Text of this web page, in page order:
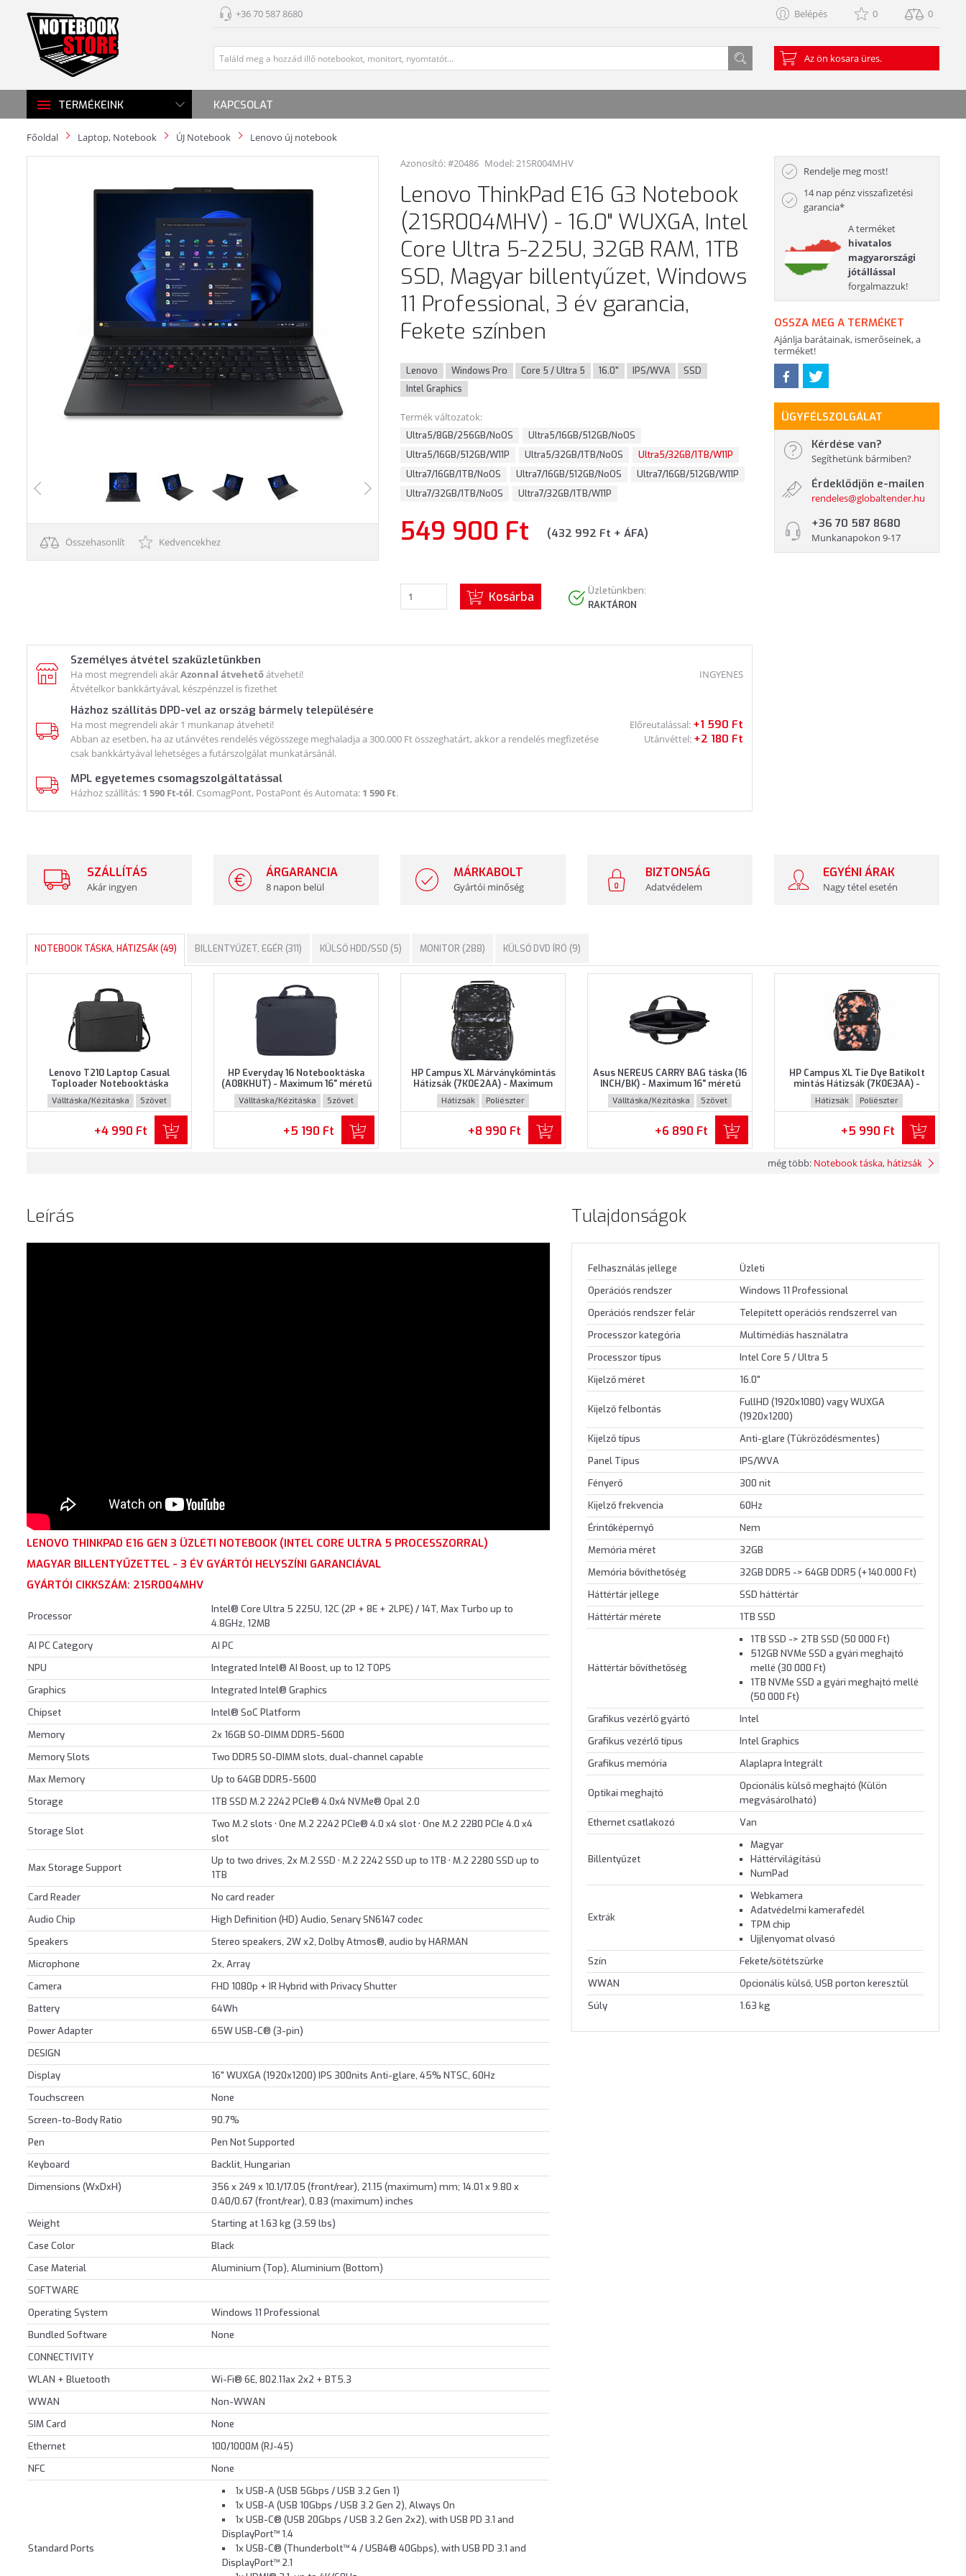
+36 70 587 8680 Belépés 0 0
Az ön kosara üres.
TERMÉKEINK KAPCSOLAT
Főoldal Laptop, Notebook ÚJ Notebook Lenovo új notebook
Összehasonlít Kedvencekhez
Azonosító: #20486 Model:21SR004MHV
Lenovo ThinkPad E16 G3 Notebook
(21SR004MHV) - 16.0" WUXGA, Intel
Core Ultra 5-225U, 32GB RAM, 1TB
SSD, Magyar billentyűzet, Windows
11 Professional, 3 év garancia,
Fekete színben
Lenovo Windows Pro Core 5 / Ultra 5 16.0" IPS/WVA
SSD
Intel Graphics
Termék változatok:
Ultra5/8GB/256GB/NoOS
Ultra5/16GB/512GB/NoOS
Ultra5/16GB/512GB/W11P
Ultra5/32GB/1TB/NoOS
Ultra5/32GB/1TB/W11P
Ultra7/16GB/1TB/NoOS
Ultra7/16GB/512GB/NoOS
Ultra7/16GB/512GB/W11P
Ultra7/32GB/1TB/NoOS
Ultra7/32GB/1TB/W11P
549 900 Ft (432 992 Ft + ÁFA)
Kosárba
Üzletünkben:
RAKTÁRON
Személyes átvétel szaküzletünkben
Ha most megrendeli akárAzonnal átvehetőátveheti!
Átvételkor bankkártyával, készpénzzel is fizethet
INGYENES
Házhoz szállítás DPD-vel az ország bármely településére
Ha most megrendeli akár 1 munkanap átveheti!
Abban az esetben, ha az utánvétes rendelés végösszege meghaladja a 300.000 Ft összeghatárt, akkor a rendelés megfizetése
csak bankkártyával lehetséges a futárszolgálat munkatársánál.
Előreutalással: +1 590 Ft
Utánvéttel: +2 180 Ft
MPL egyetemes csomagszolgáltatással
Házhoz szállítás: 1 590 Ft-tól. CsomagPont, PostaPont és Automata: 1 590 Ft.
Rendelje meg most!
14 nap pénz visszafizetési
garancia*
A terméket
hivatalos
magyarországi
jótállással
forgalmazzuk!
OSSZA MEG A TERMÉKET
Ajánlja barátainak, ismerőseinek, a
terméket!
ÜGYFÉLSZOLGÁLAT
Kérdése van?
Segíthetünk bármiben?
Érdeklődjön e-mailen
rendeles@globaltender.hu
+36 70 587 8680
Munkanapokon 9-17
SZÁLLÍTÁS
Akár ingyen
ÁRGARANCIA
8 napon belül
MÁRKABOLT
Gyártói minőség
BIZTONSÁG
Adatvédelem
EGYÉNI ÁRAK
Nagy tétel esetén
NOTEBOOK TÁSKA, HÁTIZSÁK (49) BILLENTYŰZET, EGÉR (311) KÜLSŐ HDD/SSD (5) MONITOR (288) KÜLSŐ DVD ÍRÓ (9)
Lenovo T210 Laptop Casual
Toploader Notebooktáska
(GX41L83769) - Maximum 15.6"
méretű notebookokhoz - Fekete
színben
Válltáska/Kézitáska Szövet
+4 990 Ft
HP Everyday 16 Notebooktáska
(A08KHUT) - Maximum 16" méretű
notebookokhoz - Szürke színben
Válltáska/Kézitáska Szövet
+5 190 Ft
HP Campus XL Márványkőmintás
Hátizsák (7K0E2AA) - Maximum
16.1" méretű notebookokhoz,
Márványkőmintás színben
Hátizsák Poliészter
+8 990 Ft
Asus NEREUS CARRY BAG táska (16
INCH/BK) - Maximum 16" méretű
notebookokhoz, Fekete színben
Válltáska/Kézitáska Szövet
+6 890 Ft
HP Campus XL Tie Dye Batikolt
mintás Hátizsák (7K0E3AA) -
Maximum 16.1" méretű
notebookokhoz - Tie Dye Batikolt
mintás színben
Hátizsák Poliészter
+5 990 Ft
még több: Notebook táska, hátizsák
Leírás
LENOVO THINKPAD E16 GEN 3 ÜZLETI NOTEBOOK (INTEL CORE ULTRA 5 PROCESSZORRAL)
MAGYAR BILLENTYŰZETTEL - 3 ÉV GYÁRTÓI HELYSZÍNI GARANCIÁVAL
GYÁRTÓI CIKKSZÁM: 21SR004MHV
Processor
Intel® Core Ultra 5 225U, 12C (2P + 8E + 2LPE) / 14T, Max Turbo up to
4.8GHz, 12MB
AI PC Category
AI PC
NPU
Integrated Intel® AI Boost, up to 12 TOPS
Graphics
Integrated Intel® Graphics
Chipset
Intel® SoC Platform
Memory
2x 16GB SO-DIMM DDR5-5600
Memory Slots
Two DDR5 SO-DIMM slots, dual-channel capable
Max Memory
Up to 64GB DDR5-5600
Storage
1TB SSD M.2 2242 PCIe® 4.0x4 NVMe® Opal 2.0
Storage Slot
Two M.2 slots • One M.2 2242 PCIe® 4.0 x4 slot • One M.2 2280 PCIe 4.0 x4
slot
Max Storage Support
Up to two drives, 2x M.2 SSD • M.2 2242 SSD up to 1TB • M.2 2280 SSD up to
1TB
Card Reader
No card reader
Audio Chip
High Definition (HD) Audio, Senary SN6147 codec
Speakers
Stereo speakers, 2W x2, Dolby Atmos®, audio by HARMAN
Microphone
2x, Array
Camera
FHD 1080p + IR Hybrid with Privacy Shutter
Battery
64Wh
Power Adapter
65W USB-C® (3-pin)
DESIGN
Display
16" WUXGA (1920x1200) IPS 300nits Anti-glare, 45% NTSC, 60Hz
Touchscreen
None
Screen-to-Body Ratio
90.7%
Pen
Pen Not Supported
Keyboard
Backlit, Hungarian
Dimensions (WxDxH)
356 x 249 x 10.1/17.05 (front/rear), 21.15 (maximum) mm; 14.01 x 9.80 x
0.40/0.67 (front/rear), 0.83 (maximum) inches
Weight
Starting at 1.63 kg (3.59 lbs)
Case Color
Black
Case Material
Aluminium (Top), Aluminium (Bottom)
SOFTWARE
Operating System
Windows 11 Professional
Bundled Software
None
CONNECTIVITY
WLAN + Bluetooth
Wi-Fi® 6E, 802.11ax 2x2 + BT5.3
WWAN
Non-WWAN
SIM Card
None
Ethernet
100/1000M (RJ-45)
NFC
None
Standard Ports
1x USB-A (USB 5Gbps / USB 3.2 Gen 1)
1x USB-A (USB 10Gbps / USB 3.2 Gen 2), Always On
1x USB-C® (USB 20Gbps / USB 3.2 Gen 2x2), with USB PD 3.1 and
DisplayPort™ 1.4
1x USB-C® (Thunderbolt™ 4 / USB4® 40Gbps), with USB PD 3.1 and
DisplayPort™ 2.1
Tulajdonságok
Felhasználás jellege
Üzleti
Operációs rendszer
Windows 11 Professional
Operációs rendszer felár
Telepített operációs rendszerrel van
Processzor kategória
Multimédiás használatra
Processzor típus
Intel Core 5 / Ultra 5
Kijelző méret
16.0"
Kijelző felbontás
FullHD (1920x1080) vagy WUXGA
(1920x1200)
Kijelző típus
Anti-glare (Tükröződésmentes)
Panel Típus
IPS/WVA
Fényerő
300 nit
Kijelző frekvencia
60Hz
Érintőképernyő
Nem
Memória méret
32GB
Memória bővíthetőség
32GB DDR5 -> 64GB DDR5 (+140.000 Ft)
Háttértár jellege
SSD háttértár
Háttértár mérete
1TB SSD
Háttértár bővíthetőség
1TB SSD -> 2TB SSD (50 000 Ft)
512GB NVMe SSD a gyári meghajtó
mellé (30 000 Ft)
1TB NVMe SSD a gyári meghajtó mellé
(50 000 Ft)
Grafikus vezérlő gyártó
Intel
Grafikus vezérlő típus
Intel Graphics
Grafikus memória
Alaplapra Integrált
Optikai meghajtó
Opcionális külső meghajtó (Külön
megvásárolható)
Ethernet csatlakozó
Van
Billentyűzet
Magyar
Háttérvilágítású
NumPad
Extrák
Webkamera
Adatvédelmi kamerafedél
TPM chip
Ujjlenyomat olvasó
Szín
Fekete/sötétszürke
WWAN
Opcionális külső, USB porton keresztül
Súly
1.63 kg